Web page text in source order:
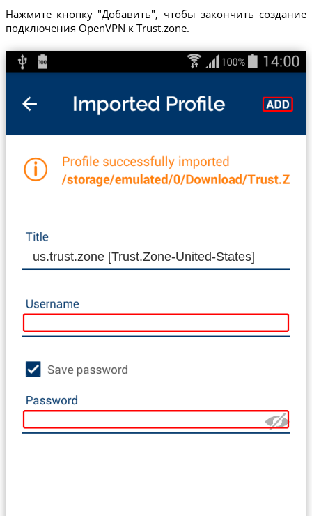
Нажмите кнопку "Добавить", чтобы закончить создание
подключения OpenVPN к Trust.zone.
us.trust.zone [Trust.Zone-United-States]